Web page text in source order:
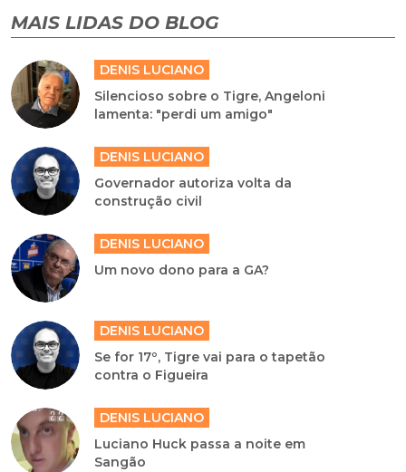
MAIS LIDAS DO BLOG
DENIS LUCIANO
Silencioso sobre o Tigre, Angeloni
lamenta: "perdi um amigo"
DENIS LUCIANO
Governador autoriza volta da
construção civil
DENIS LUCIANO
Um novo dono para a GA?
DENIS LUCIANO
Se for 17º, Tigre vai para o tapetão
contra o Figueira
DENIS LUCIANO
Luciano Huck passa a noite em
Sangão